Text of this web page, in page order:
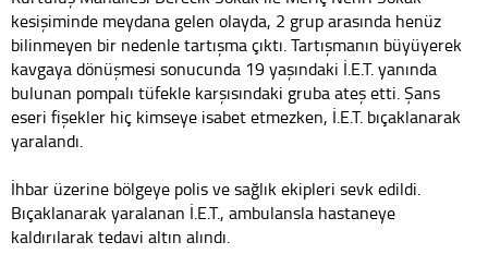
kesişiminde meydana gelen olayda, 2 grup arasında henüz
bilinmeyen bir nedenle tartışma çıktı. Tartışmanın büyüyerek
kavgaya dönüşmesi sonucunda 19 yaşındaki İ.E.T. yanında
bulunan pompalı tüfekle karşısındaki gruba ateş etti. Şans
eseri fişekler hiç kimseye isabet etmezken, İ.E.T. bıçaklanarak
yaralandı.
İhbar üzerine bölgeye polis ve sağlık ekipleri sevk edildi.
Bıçaklanarak yaralanan İ.E.T., ambulansla hastaneye
kaldırılarak tedavi altın alındı.